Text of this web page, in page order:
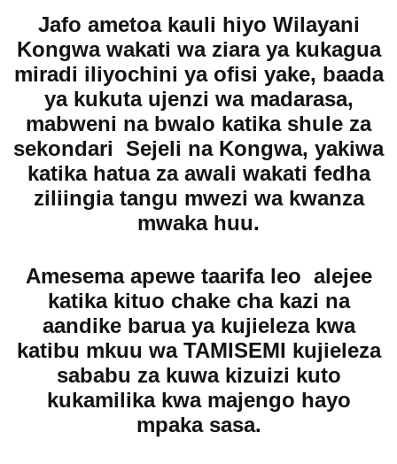
Jafo ametoa kauli hiyo Wilayani
Kongwa wakati wa ziara ya kukagua
miradi iliyochini ya ofisi yake, baada
ya kukuta ujenzi wa madarasa,
mabweni na bwalo katika shule za
sekondari Sejeli na Kongwa, yakiwa
katika hatua za awali wakati fedha
ziliingia tangu mwezi wa kwanza
mwaka huu.
Amesema apewe taarifa leo alejee
katika kituo chake cha kazi na
aandike barua ya kujieleza kwa
katibu mkuu wa TAMISEMI kujieleza
sababu za kuwa kizuizi kuto
kukamilika kwa majengo hayo
mpaka sasa.